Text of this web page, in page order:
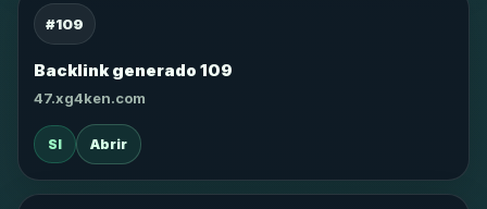
#109
Backlink generado 109
47.xg4ken.com
SI Abrir